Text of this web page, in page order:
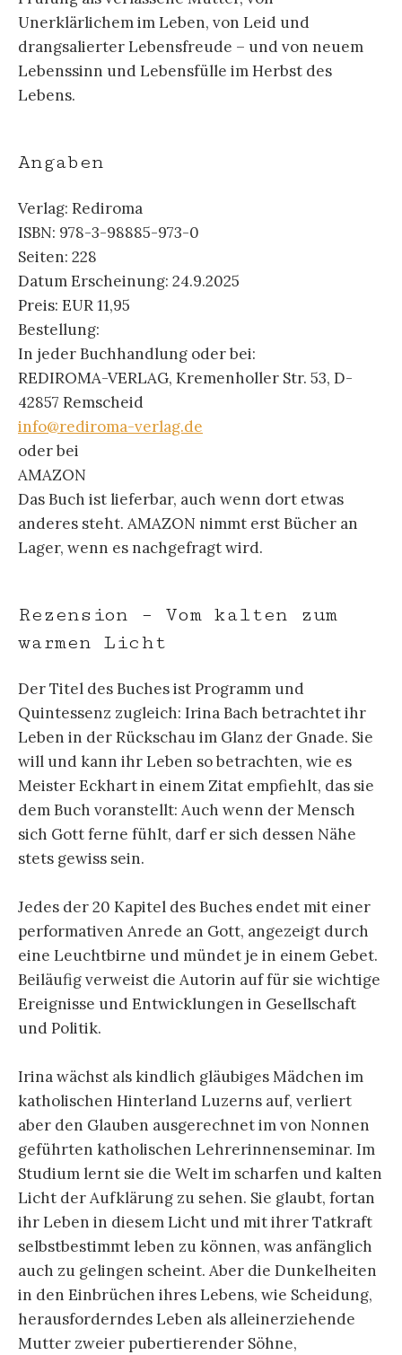
Unerklärlichem im Leben, von Leid und
drangsalierter Lebensfreude – und von neuem
Lebenssinn und Lebensfülle im Herbst des
Lebens.
Angaben
Verlag: Rediroma
ISBN: 978-3-98885-973-0
Seiten: 228
Datum Erscheinung: 24.9.2025
Preis: EUR 11,95
Bestellung:
In jeder Buchhandlung oder bei:
REDIROMA-VERLAG, Kremenholler Str. 53, D-
42857 Remscheid
info@rediroma-verlag.de
oder bei
AMAZON
Das Buch ist lieferbar, auch wenn dort etwas
anderes steht. AMAZON nimmt erst Bücher an
Lager, wenn es nachgefragt wird.
Rezension – Vom kalten zum
warmen Licht
Der Titel des Buches ist Programm und
Quintessenz zugleich: Irina Bach betrachtet ihr
Leben in der Rückschau im Glanz der Gnade. Sie
will und kann ihr Leben so betrachten, wie es
Meister Eckhart in einem Zitat empfiehlt, das sie
dem Buch voranstellt: Auch wenn der Mensch
sich Gott ferne fühlt, darf er sich dessen Nähe
stets gewiss sein.
Jedes der 20 Kapitel des Buches endet mit einer
performativen Anrede an Gott, angezeigt durch
eine Leuchtbirne und mündet je in einem Gebet.
Beiläufig verweist die Autorin auf für sie wichtige
Ereignisse und Entwicklungen in Gesellschaft
und Politik.
Irina wächst als kindlich gläubiges Mädchen im
katholischen Hinterland Luzerns auf, verliert
aber den Glauben ausgerechnet im von Nonnen
geführten katholischen Lehrerinnenseminar. Im
Studium lernt sie die Welt im scharfen und kalten
Licht der Aufklärung zu sehen. Sie glaubt, fortan
ihr Leben in diesem Licht und mit ihrer Tatkraft
selbstbestimmt leben zu können, was anfänglich
auch zu gelingen scheint. Aber die Dunkelheiten
in den Einbrüchen ihres Lebens, wie Scheidung,
herausforderndes Leben als alleinerziehende
Mutter zweier pubertierender Söhne,